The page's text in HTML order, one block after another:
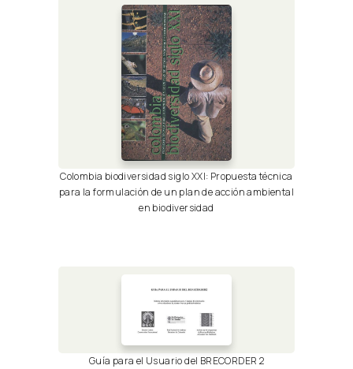
Colombia biodiversidad siglo XXI: Propuesta técnica
para la formulación de un plan de acción ambiental
en biodiversidad
Guía para el Usuario del BRECORDER 2